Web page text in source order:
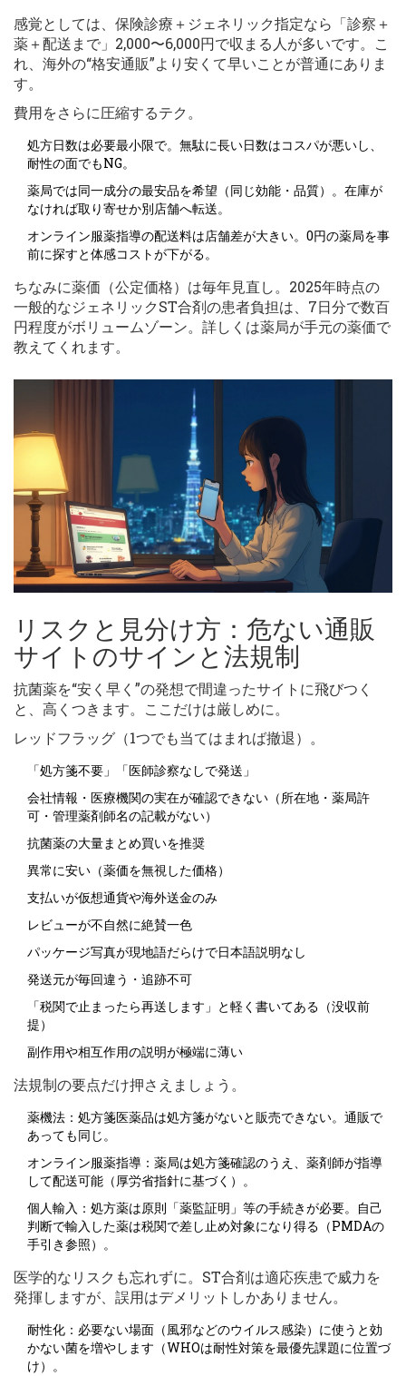
感覚としては、保険診療＋ジェネリック指定なら「診察＋
薬＋配送まで」2,000〜6,000円で収まる人が多いです。こ
れ、海外の“格安通販”より安くて早いことが普通にありま
す。
費用をさらに圧縮するテク。
処方日数は必要最小限で。無駄に長い日数はコスパが悪いし、
耐性の面でもNG。
薬局では同一成分の最安品を希望（同じ効能・品質）。在庫が
なければ取り寄せか別店舗へ転送。
オンライン服薬指導の配送料は店舗差が大きい。0円の薬局を事
前に探すと体感コストが下がる。
ちなみに薬価（公定価格）は毎年見直し。2025年時点の
一般的なジェネリックST合剤の患者負担は、7日分で数百
円程度がボリュームゾーン。詳しくは薬局が手元の薬価で
教えてくれます。
リスクと見分け方：危ない通販
サイトのサインと法規制
抗菌薬を“安く早く”の発想で間違ったサイトに飛びつく
と、高くつきます。ここだけは厳しめに。
レッドフラッグ（1つでも当てはまれば撤退）。
「処方箋不要」「医師診察なしで発送」
会社情報・医療機関の実在が確認できない（所在地・薬局許
可・管理薬剤師名の記載がない）
抗菌薬の大量まとめ買いを推奨
異常に安い（薬価を無視した価格）
支払いが仮想通貨や海外送金のみ
レビューが不自然に絶賛一色
パッケージ写真が現地語だらけで日本語説明なし
発送元が毎回違う・追跡不可
「税関で止まったら再送します」と軽く書いてある（没収前
提）
副作用や相互作用の説明が極端に薄い
法規制の要点だけ押さえましょう。
薬機法：処方箋医薬品は処方箋がないと販売できない。通販で
あっても同じ。
オンライン服薬指導：薬局は処方箋確認のうえ、薬剤師が指導
して配送可能（厚労省指針に基づく）。
個人輸入：処方薬は原則「薬監証明」等の手続きが必要。自己
判断で輸入した薬は税関で差し止め対象になり得る（PMDAの
手引き参照）。
医学的なリスクも忘れずに。ST合剤は適応疾患で威力を
発揮しますが、誤用はデメリットしかありません。
耐性化：必要ない場面（風邪などのウイルス感染）に使うと効
かない菌を増やします（WHOは耐性対策を最優先課題に位置づ
け）。